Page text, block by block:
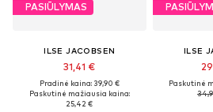
PASIŪLYMAS
ILSE JACOBSEN
31,41 €
Pradinė kaina: 39,90 €
Paskutinė mažiausia kaina:
25,42 €
ILSE
Paskutinė